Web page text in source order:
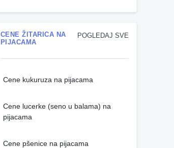
POGLEDAJ SVE
CENE ŽITARICA NA
PIJACAMA
Cene kukuruza na pijacama
Cene lucerke (seno u balama) na
pijacama
Cene pšenice na pijacama